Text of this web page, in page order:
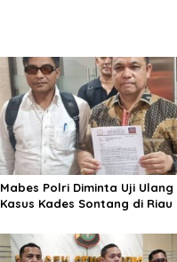
Mabes Polri Diminta Uji Ulang
Kasus Kades Sontang di Riau